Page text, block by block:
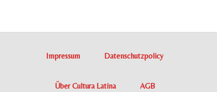
Impressum Datenschutzpolicy
Über Cultura Latina AGB